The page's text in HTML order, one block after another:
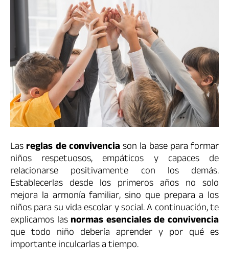
Lasreglas de convivenciason la base para formar
niños respetuosos, empáticos y capaces de
relacionarse positivamente con los demás.
Establecerlas desde los primeros años no solo
mejora la armonía familiar, sino que prepara a los
niños para su vida escolar y social. A continuación, te
explicamos lasnormas esenciales de convivencia
que todo niño debería aprender y por qué es
importante inculcarlas a tiempo.